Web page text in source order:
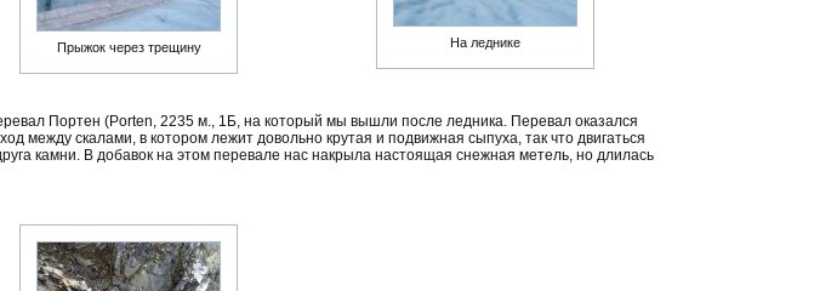
Прыжок через трещину На леднике
Портен (Porten, 2235 м., 1Б, на который мы вышли после ледника. Перевал оказался
между скалами, в котором лежит довольно крутая и подвижная сыпуха, так что двигаться
камни. В добавок на этом перевале нас накрыла настоящая снежная метель, но длилась